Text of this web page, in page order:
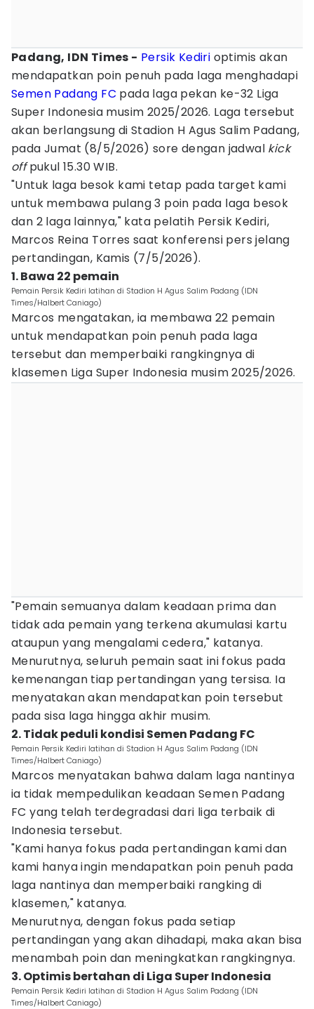
Padang, IDN Times - Persik Kediri optimis akan
mendapatkan poin penuh pada laga menghadapi
Semen Padang FC pada laga pekan ke-32 Liga
Super Indonesia musim 2025/2026. Laga tersebut
akan berlangsung di Stadion H Agus Salim Padang,
pada Jumat (8/5/2026) sore dengan jadwal kick
offpukul 15.30 WIB.
"Untuk laga besok kami tetap pada target kami
untuk membawa pulang 3 poin pada laga besok
dan 2 laga lainnya," kata pelatih Persik Kediri,
Marcos Reina Torres saat konferensi pers jelang
pertandingan, Kamis (7/5/2026).
1. Bawa 22 pemain
Pemain Persik Kediri latihan di Stadion H Agus Salim Padang (IDN
Times/Halbert Caniago)
Marcos mengatakan, ia membawa 22 pemain
untuk mendapatkan poin penuh pada laga
tersebut dan memperbaiki rangkingnya di
klasemen Liga Super Indonesia musim 2025/2026.
"Pemain semuanya dalam keadaan prima dan
tidak ada pemain yang terkena akumulasi kartu
ataupun yang mengalami cedera," katanya.
Menurutnya, seluruh pemain saat ini fokus pada
kemenangan tiap pertandingan yang tersisa. Ia
menyatakan akan mendapatkan poin tersebut
pada sisa laga hingga akhir musim.
2. Tidak peduli kondisi Semen Padang FC
Pemain Persik Kediri latihan di Stadion H Agus Salim Padang (IDN
Times/Halbert Caniago)
Marcos menyatakan bahwa dalam laga nantinya
ia tidak mempedulikan keadaan Semen Padang
FC yang telah terdegradasi dari liga terbaik di
Indonesia tersebut.
"Kami hanya fokus pada pertandingan kami dan
kami hanya ingin mendapatkan poin penuh pada
laga nantinya dan memperbaiki rangking di
klasemen," katanya.
Menurutnya, dengan fokus pada setiap
pertandingan yang akan dihadapi, maka akan bisa
menambah poin dan meningkatkan rangkingnya.
3. Optimis bertahan di Liga Super Indonesia
Pemain Persik Kediri latihan di Stadion H Agus Salim Padang (IDN
Times/Halbert Caniago)